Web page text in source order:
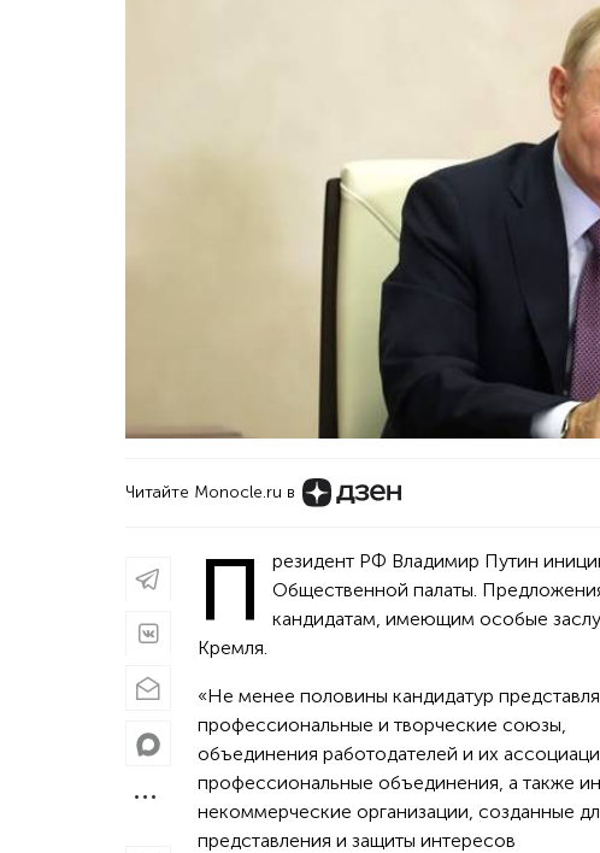
Читайте Monocle.ru в
П
резидент РФ Владимир Путин
Общественной палаты.
кандидатам, имеющим особые
Кремля.
«Не менее половины кандидатур
профессиональные и творческие союзы,
объединения работодателей и их
профессиональные объединения, а также
некоммерческие организации, созданные
представления и защиты интересов